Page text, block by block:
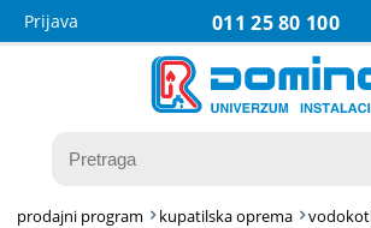
011 25 80 100
Prijava
prodajni program kupatilska oprema